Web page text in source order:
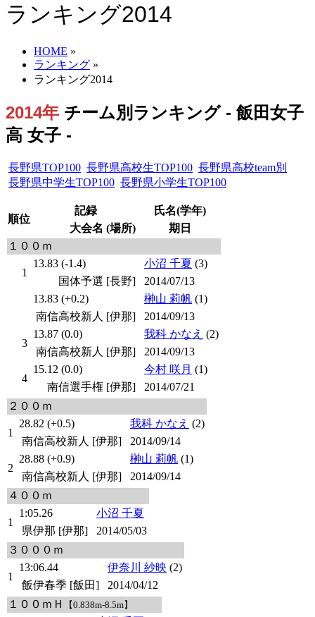
ランキング2014
HOME »
ランキング »
ランキング2014
2014年 チーム別ランキング - 飯田女子
高 女子 -
長野県TOP100 長野県高校生TOP100 長野県高校team別
長野県中学生TOP100 長野県小学生TOP100
順位
記録
氏名(学年)
大会名 (場所)
期日
１００ｍ
1
13.83 (-1.4) 小沼 千夏 (3)
国体予選 [長野]
2014/07/13
13.83 (+0.2)
榊山 莉帆 (1)
南信高校新人 [伊那]
2014/09/13
3
13.87 (0.0) 我科 かなえ (2)
南信高校新人 [伊那]
2014/09/13
4
15.12 (0.0) 今村 咲月 (1)
南信選手権 [伊那]
2014/07/21
２００ｍ
1
28.82 (+0.5) 我科 かなえ (2)
南信高校新人 [伊那]
2014/09/14
2
28.88 (+0.9) 榊山 莉帆 (1)
南信高校新人 [伊那]
2014/09/14
４００ｍ
1
1:05.26
小沼 千夏
県伊那 [伊那]
2014/05/03
３０００ｍ
1
13:06.44 伊奈川 紗映 (2)
飯伊春季 [飯田]
2014/04/12
１００ｍＨ
【0.838m-8.5m】